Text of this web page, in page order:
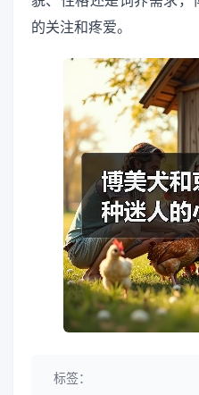
的关注和疼爱。
标签：